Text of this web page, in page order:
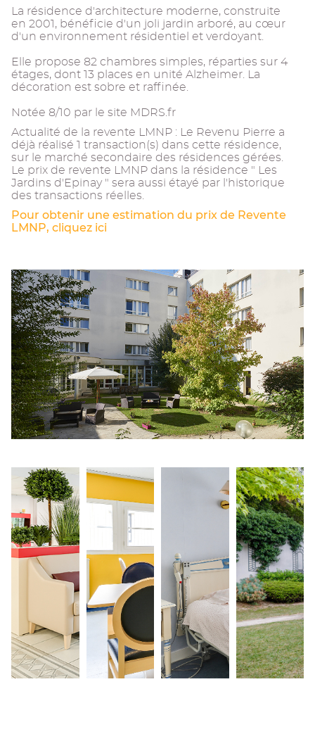
La résidence d'architecture moderne, construite
en 2001, bénéficie d'un joli jardin arboré, au cœur
d'un environnement résidentiel et verdoyant.
Elle propose 82 chambres simples, réparties sur 4
étages, dont 13 places en unité Alzheimer. La
décoration est sobre et raffinée.
Notée 8/10 par le site MDRS.fr
Actualité de la revente LMNP : Le Revenu Pierre a
déjà réalisé 1 transaction(s) dans cette résidence,
sur le marché secondaire des résidences gérées.
Le prix de revente LMNP dans la résidence " Les
Jardins d'Epinay " sera aussi étayé par l'historique
des transactions réelles.
Pour obtenir une estimation du prix de Revente
LMNP, cliquez ici